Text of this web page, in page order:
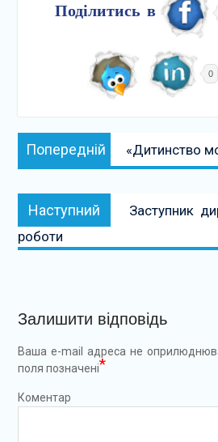
Поділитись в
0
Навігація
записів
Попередній Попередній:
«Дитинство
Наступний Наступний:
Заступник
роботи
Залишити відповідь
Ваша e-mail адреса не
поля позначені*
Коментар